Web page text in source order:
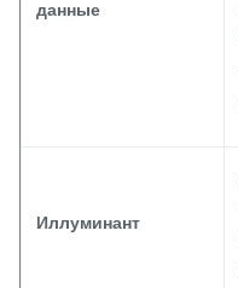
данные
Иллуминант